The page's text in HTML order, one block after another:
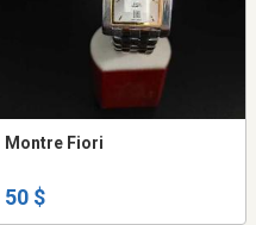
Montre Fiori
50 $